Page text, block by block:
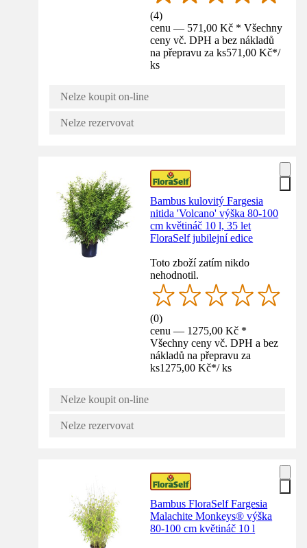
(4)
cenu — 571,00 Kč * Všechny
ceny vč. DPH a bez nákladů
na přepravu za ks571,00 Kč*/
ks
Nelze koupit on-line
Nelze rezervovat
Bambus kulovitý Fargesia
nitida 'Volcano' výška 80-100
cm květináč 10 l, 35 let
FloraSelf jubilejní edice
Toto zboží zatím nikdo
nehodnotil.
(0)
cenu — 1275,00 Kč *
Všechny ceny vč. DPH a bez
nákladů na přepravu za
ks1275,00 Kč*/ ks
Nelze koupit on-line
Nelze rezervovat
Bambus FloraSelf Fargesia
Malachite Monkeys® výška
80-100 cm květináč 10 l